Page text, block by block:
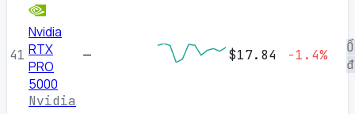
41
Nvidia
RTX
PRO
5000
Nvidia
— $17.84 -1.4%